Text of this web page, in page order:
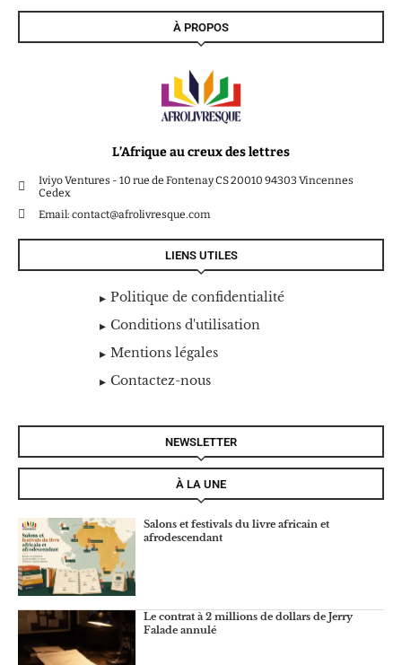
À PROPOS
L’Afrique au creux des lettres
Iviyo Ventures - 10 rue de Fontenay CS 20010 94303 Vincennes
Cedex
Email: contact@afrolivresque.com
LIENS UTILES
Politique de confidentialité
Conditions d'utilisation
Mentions légales
Contactez-nous
NEWSLETTER
À LA UNE
Salons et festivals du livre africain et
afrodescendant
Le contrat à 2 millions de dollars de Jerry
Falade annulé